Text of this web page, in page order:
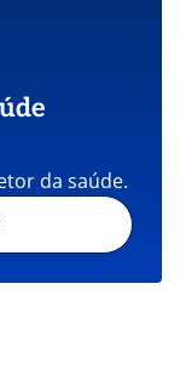
da saúde.